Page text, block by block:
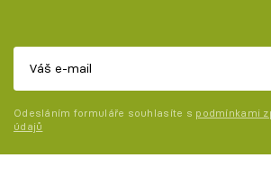
Odesláním formuláře souhlasíte s podmínkami
údajů